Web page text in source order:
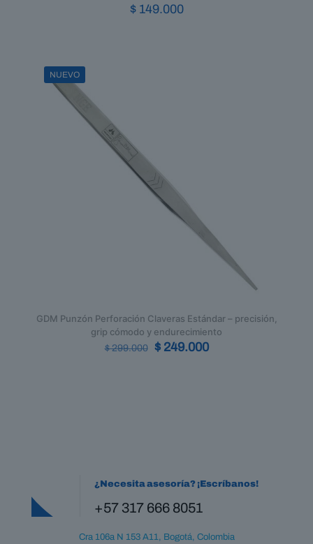
$149.000
NUEVO
GDM Punzón Perforación Claveras Estándar – precisión,
grip cómodo y endurecimiento
$299.000 Original
$249.000Current
¿Necesita asesoría? ¡Escríbanos!
+57 317 666 8051
Cra 106a N 153 A11, Bogotá, Colombia